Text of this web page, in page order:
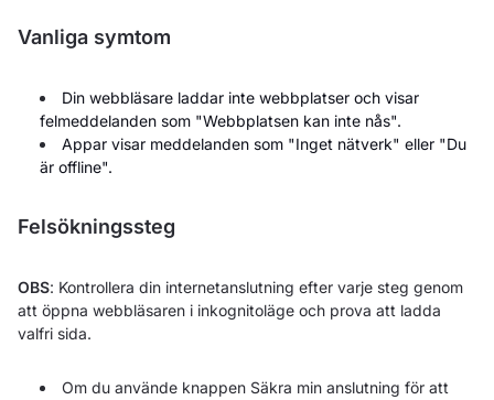
Vanliga symtom
Din webbläsare laddar inte webbplatser och visar
felmeddelanden som "Webbplatsen kan inte nås".
Appar visar meddelanden som "Inget nätverk" eller "Du
är offline".
Felsökningssteg
OBS: Kontrollera din internetanslutning efter varje steg genom
att öppna webbläsaren i inkognitoläge och prova att ladda
valfri sida.
Om du använde knappen Säkra min anslutning för att